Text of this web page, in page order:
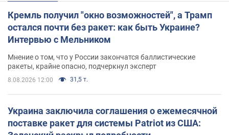
Кремль получил "окно возможностей", а Трамп
остался почти без ракет: как быть Украине?
Интервью с Мельником
Мнение о том, что у России закончатся баллистические
ракеты, крайне опасно, подчеркнул эксперт
8.08.2026 12:00 31,5 т.
Украина заключила соглашения о ежемесячной
поставке ракет для системы Patriot из США: